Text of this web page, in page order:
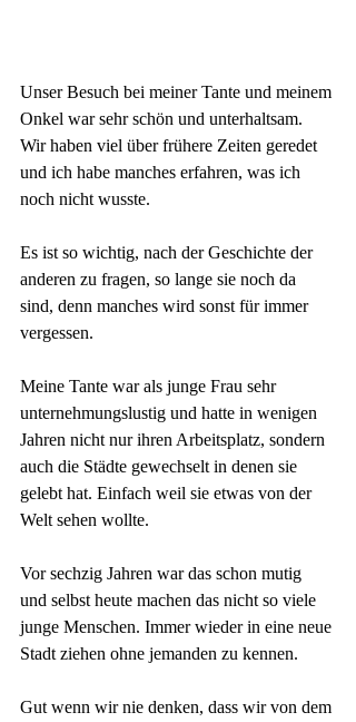
Unser Besuch bei meiner Tante und meinem
Onkel war sehr schön und unterhaltsam.
Wir haben viel über frühere Zeiten geredet
und ich habe manches erfahren, was ich
noch nicht wusste.
Es ist so wichtig, nach der Geschichte der
anderen zu fragen, so lange sie noch da
sind, denn manches wird sonst für immer
vergessen.
Meine Tante war als junge Frau sehr
unternehmungslustig und hatte in wenigen
Jahren nicht nur ihren Arbeitsplatz, sondern
auch die Städte gewechselt in denen sie
gelebt hat. Einfach weil sie etwas von der
Welt sehen wollte.
Vor sechzig Jahren war das schon mutig
und selbst heute machen das nicht so viele
junge Menschen. Immer wieder in eine neue
Stadt ziehen ohne jemanden zu kennen.
Gut wenn wir nie denken, dass wir von dem